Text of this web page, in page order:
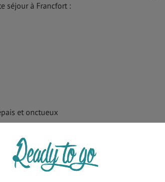
séjour à Francfort :
et onctueux